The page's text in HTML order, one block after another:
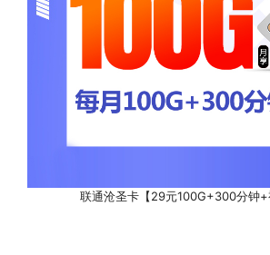
联通沧圣卡【29元100G+300分钟+